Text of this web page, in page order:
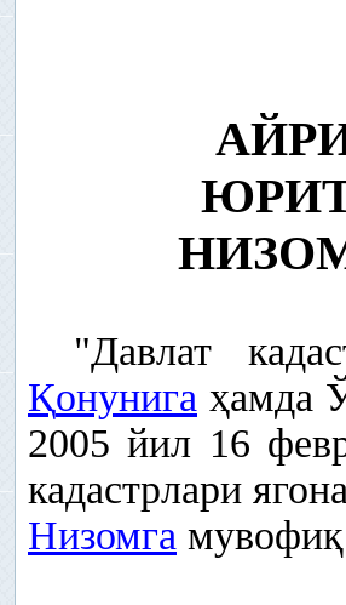
"Давлат
Қонунига ҳамда
2005 йил 16
кадастрлари
Низомга мувофиқ